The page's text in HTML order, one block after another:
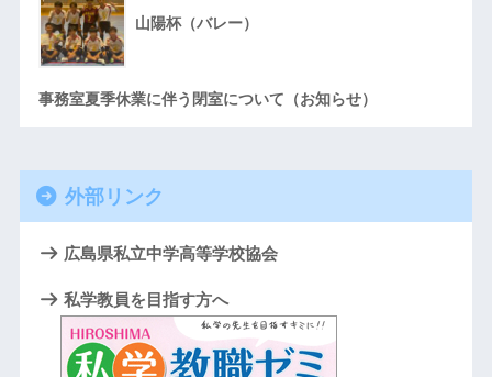
山陽杯（バレー）
事務室夏季休業に伴う閉室について（お知らせ）
外部リンク
広島県私立中学高等学校協会
私学教員を目指す方へ